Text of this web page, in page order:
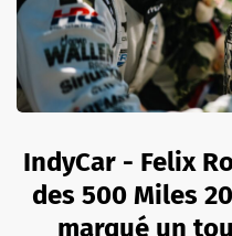
IndyCar - Felix
des 500 Miles
marqué un